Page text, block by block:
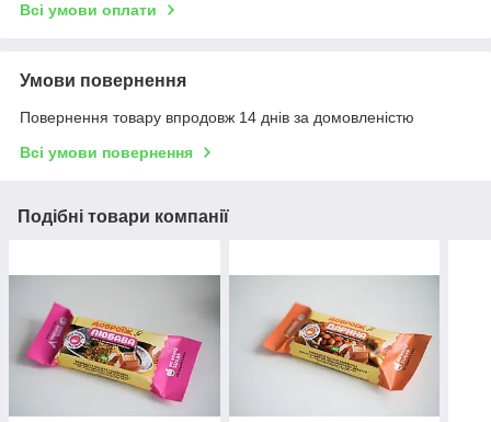
Всі умови оплати
Умови повернення
Повернення товару впродовж 14 днів за домовленістю
Всі умови повернення
Подібні товари компанії